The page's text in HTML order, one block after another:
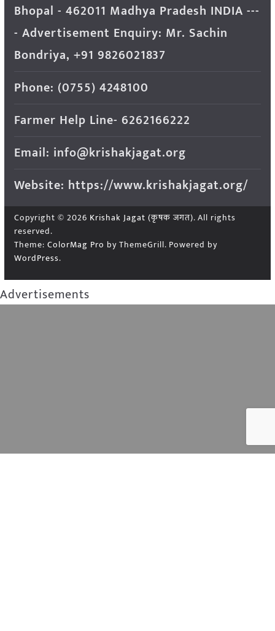
Bhopal - 462011 Madhya Pradesh INDIA ---
- Advertisement Enquiry: Mr. Sachin
Bondriya, +91 9826021837
Phone: (0755) 4248100
Farmer Help Line- 6262166222
Email: info@krishakjagat.org
Website: https://www.krishakjagat.org/
Copyright © 2026 Krishak Jagat (कृषक जगत). All rights
reserved.
Theme: ColorMag Pro by ThemeGrill. Powered by
WordPress.
Advertisements